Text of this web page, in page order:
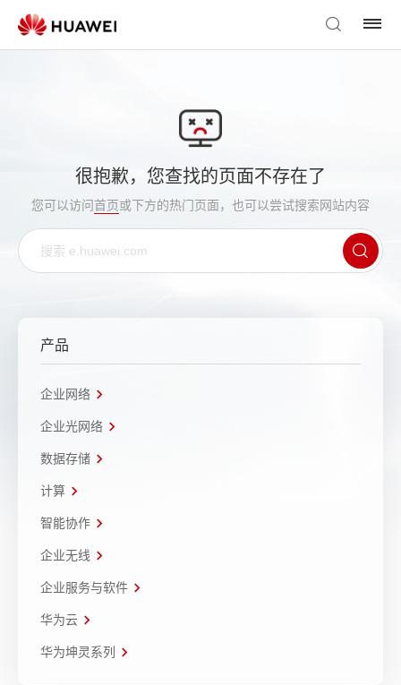
很抱歉，您查找的页面不存在了
您可以访问首页或下方的热门页面，也可以尝试搜索网站内容
产品
企业网络
企业光网络
数据存储
计算
智能协作
企业无线
企业服务与软件
华为云
华为坤灵系列